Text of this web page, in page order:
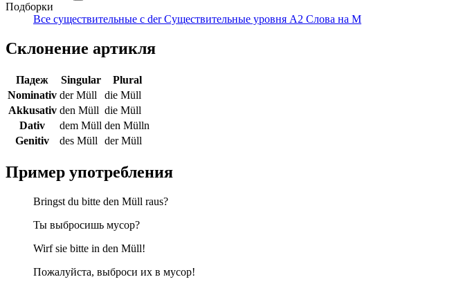
Подборки
Все существительные с derСуществительные уровня A2 Слова на M
Склонение артикля
Падеж Singular
Plural
Nominativ der Müll
die Müll
Akkusativ den Müll die Müll
Dativ
dem Müll den Mülln
Genitiv
des Müll der Müll
Пример употребления
Bringst du bitte den Müll raus?
Ты выбросишь мусор?
Wirf sie bitte in den Müll!
Пожалуйста, выброси их в мусор!